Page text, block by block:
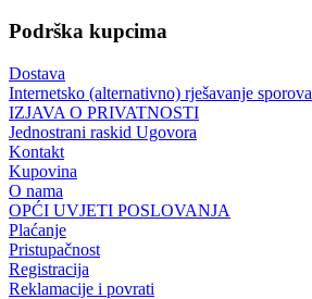
Podrška kupcima
Dostava
Internetsko (alternativno) rješavanje sporova
IZJAVA O PRIVATNOSTI
Jednostrani raskid Ugovora
Kontakt
Kupovina
O nama
OPĆI UVJETI POSLOVANJA
Plaćanje
Pristupačnost
Registracija
Reklamacije i povrati